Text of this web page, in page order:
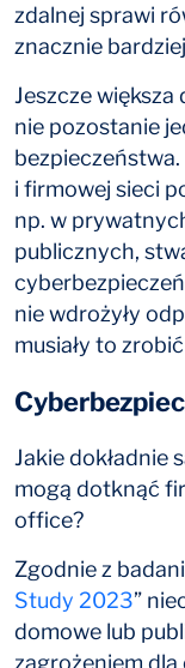
zdalnej sprawi
znacznie
Jeszcze
nie pozostanie
i firmowej sieci
np. w
publicznych,
nie wdrożyły
musiały to
Jakie dokładnie
mogą dotknąć
office?
Zgodnie z
Study 2023”
domowe lub
zagrożeniem